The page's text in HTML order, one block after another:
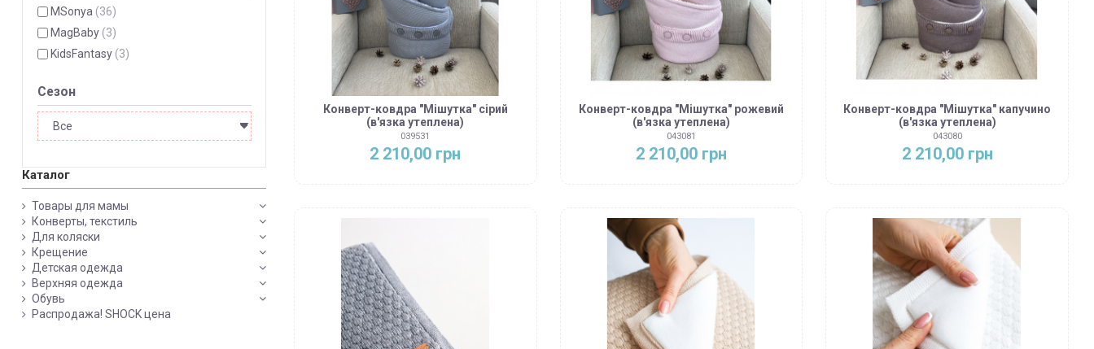
Конверт-ковдра "Мішутка" сірий
(в'язка утеплена)
039531
2 210,00 грн
Конверт-ковдра "Мішутка" рожевий
(в'язка утеплена)
043081
2 210,00 грн
Конверт-ковдра "Мішутка" капучино
(в'язка утеплена)
043080
2 210,00 грн
MSonya (36)
MagBaby (3)
KidsFantasy (3)
Сезон
Каталог
Товары для мамы
Конверты, текстиль
Для коляски
Крещение
Детская одежда
Верхняя одежда
Обувь
Распродажа! SHOCK цена